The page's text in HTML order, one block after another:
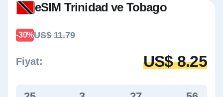
eSIM Trinidad ve Tobago
-30%US$ 11.79
Fiyat: US$ 8.25